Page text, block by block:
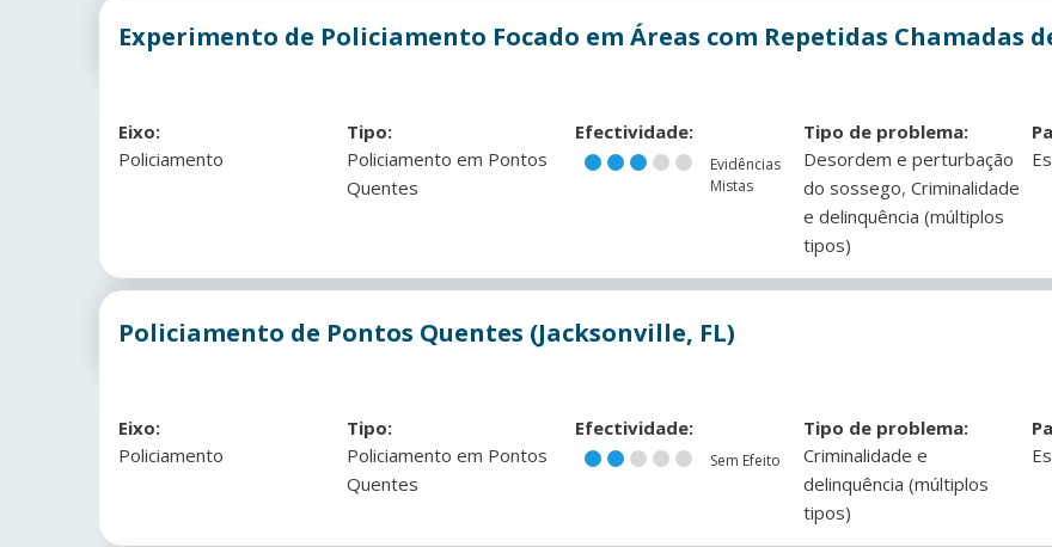
Experimento de Policiamento Focado em Áreas com Repetidas Chamadas
Eixo:
Policiamento
Tipo:
Policiamento em Pontos
Quentes
Efectividade:
Evidências
Mistas
Tipo de problema:
Desordem e perturbação
do sossego,Criminalidade
e delinquência (múltiplos
tipos)
Policiamento de Pontos Quentes (Jacksonville, FL)
Eixo:
Policiamento
Tipo:
Policiamento em Pontos
Quentes
Efectividade:
Sem Efeito
Tipo de problema:
Criminalidade e
delinquência (múltiplos
tipos)